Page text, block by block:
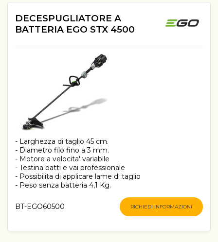
DECESPUGLIATORE A
BATTERIA EGO STX 4500
- Larghezza di taglio 45 cm.
- Diametro filo fino a 3 mm.
- Motore a velocita' variabile
- Testina batti e vai professionale
- Possibilita di applicare lame di taglio
- Peso senza batteria 4,1 Kg.
BT-EGO60500 RICHIEDI INFORMAZIONI